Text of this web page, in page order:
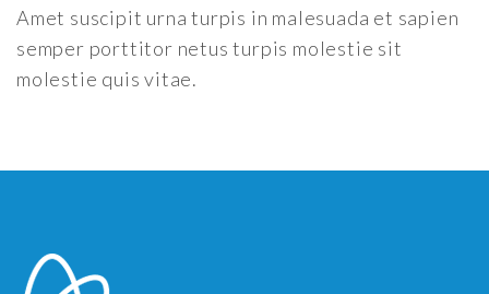
Amet suscipit urna turpis in malesuada et sapien
semper porttitor netus turpis molestie sit
molestie quis vitae.